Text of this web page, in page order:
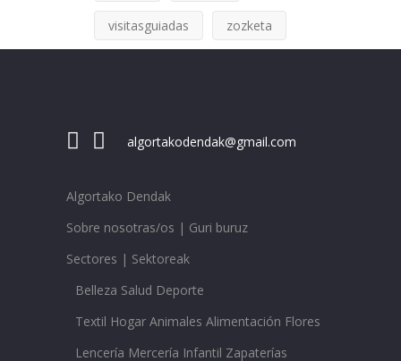
visitasguiadas zozketa
algortakodendak@gmail.com
Algortako Dendak
Sobre nosotras/os | Guri buruz
Sectores | Sektoreak
Belleza Salud Deporte
Textil Hogar Animales Alimentación Flores
Lencería Mercería Infantil Zapaterías